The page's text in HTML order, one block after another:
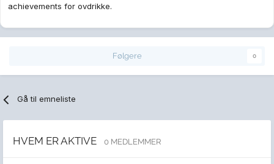
achievements for ovdrikke.
Følgere 0
Gå til emneliste
HVEM ER AKTIVE 0 MEDLEMMER